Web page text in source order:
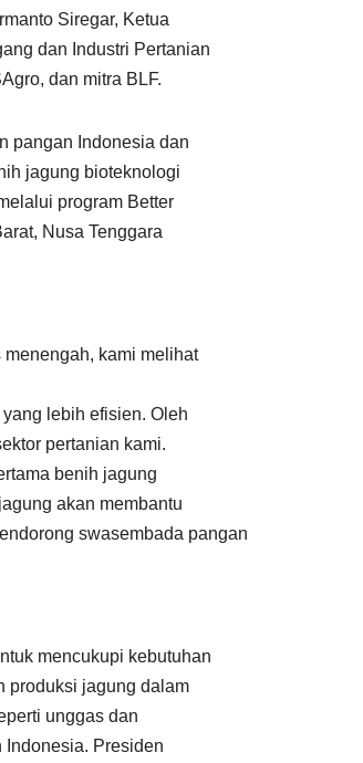
Siregar, Ketua
dan Industri Pertanian
dan mitra BLF.
pangan Indonesia dan
jagung bioteknologi
program Better
Nusa Tenggara
kami melihat
lebih efisien. Oleh
pertanian kami.
benih jagung
akan membantu
swasembada pangan
mencukupi kebutuhan
produksi jagung dalam
unggas dan
Indonesia. Presiden